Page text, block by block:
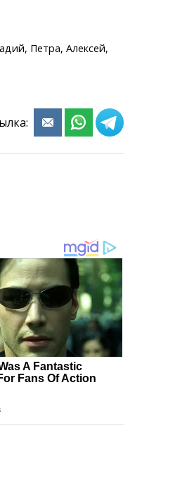
Петра, Алексей,